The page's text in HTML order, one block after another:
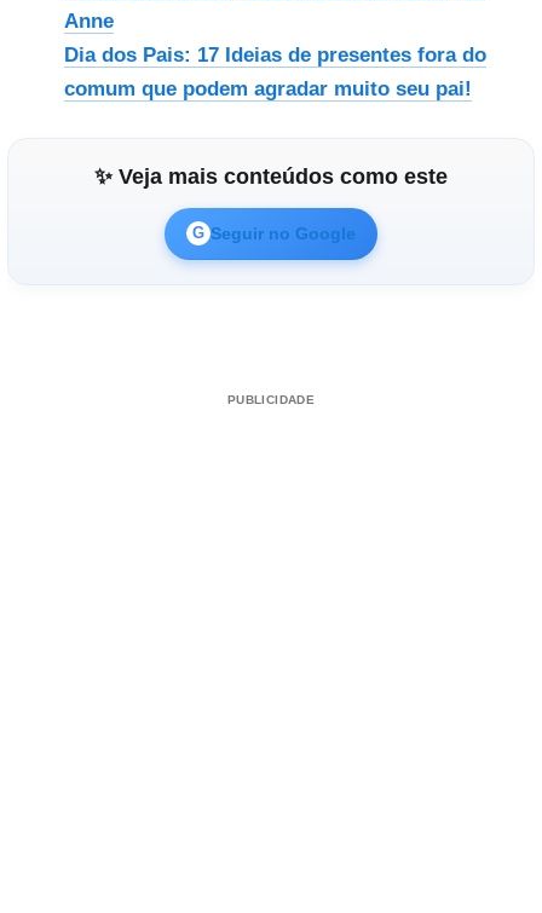
Anne
Dia dos Pais: 17 Ideias de presentes fora do
comum que podem agradar muito seu pai!
✨ Veja mais conteúdos como este
G Seguir no Google
PUBLICIDADE